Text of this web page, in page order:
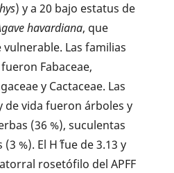
) y a 20 bajo estatus de
havardiana, que
vulnerable. Las familias
Fabaceae,
y Cactaceae. Las
de vida fueron árboles y
(36 %), suculentas
%). El H´ fue de 3.13 y
rosetófilo del APFF